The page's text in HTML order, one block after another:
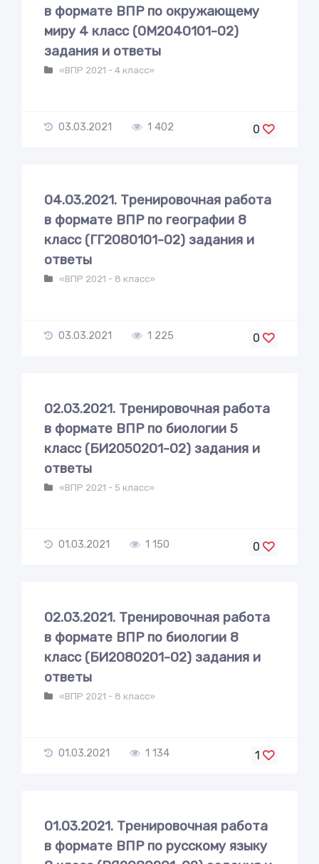
в формате ВПР по окружающему
миру 4 класс (ОМ2040101-02)
задания и ответы
«ВПР 2021 - 4 класс»
03.03.2021 1 402 0
04.03.2021. Тренировочная работа
в формате ВПР по географии 8
класс (ГГ2080101-02) задания и
ответы
«ВПР 2021 - 8 класс»
03.03.2021 1 225 0
02.03.2021. Тренировочная работа
в формате ВПР по биологии 5
класс (БИ2050201-02) задания и
ответы
«ВПР 2021 - 5 класс»
01.03.2021 1 150 0
02.03.2021. Тренировочная работа
в формате ВПР по биологии 8
класс (БИ2080201-02) задания и
ответы
«ВПР 2021 - 8 класс»
01.03.2021 1 134 1
01.03.2021. Тренировочная работа
в формате ВПР по русскому языку